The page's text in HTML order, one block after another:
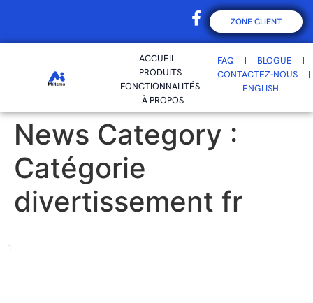
ZONE CLIENT
ACCUEIL
PRODUITS
FONCTIONNALITÉS
À PROPOS
FAQ
BLOGUE
CONTACTEZ-NOUS
ENGLISH
News Category :
Catégorie
divertissement fr
1